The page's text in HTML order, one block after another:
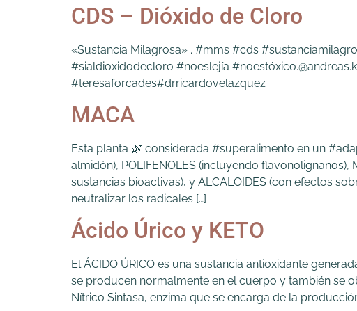
CDS – Dióxido de Cloro
«Sustancia Milagrosa» . #mms #cds
#sialdioxidodecloro #noeslejía
#teresaforcades#drricardovelazquez
MACA
Esta planta 🌿 considerada #superalimento en un
almidón), POLIFENOLES (incluyendo
sustancias bioactivas), y ALCALOIDES (con efectos
neutralizar los radicales […]
Ácido Úrico y KETO
El ÁCIDO ÚRICO es una sustancia antioxidante
se producen normalmente en el cuerpo y también se
Nítrico Sintasa, enzima que se encarga de la